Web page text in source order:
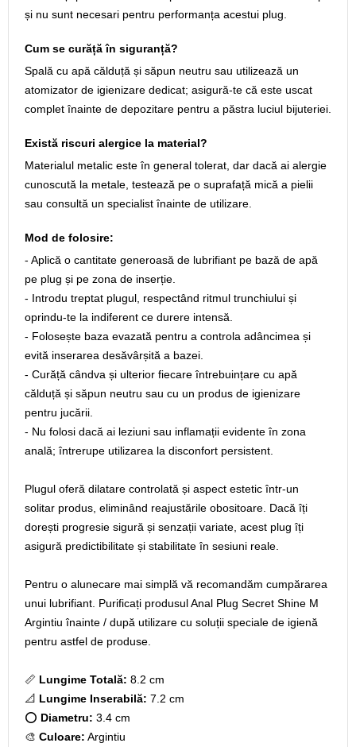
și nu sunt necesari pentru performanța acestui plug.
Cum se curăță în siguranță?
Spală cu apă călduță și săpun neutru sau utilizează un
atomizator de igienizare dedicat; asigură-te că este uscat
complet înainte de depozitare pentru a păstra luciul bijuteriei.
Există riscuri alergice la material?
Materialul metalic este în general tolerat, dar dacă ai alergie
cunoscută la metale, testează pe o suprafață mică a pielii
sau consultă un specialist înainte de utilizare.
Mod de folosire:
- Aplică o cantitate generoasă de lubrifiant pe bază de apă
pe plug și pe zona de inserție.
- Introdu treptat plugul, respectând ritmul trunchiului și
oprindu-te la indiferent ce durere intensă.
- Folosește baza evazată pentru a controla adâncimea și
evită inserarea desăvârșită a bazei.
- Curăță cândva și ulterior fiecare întrebuințare cu apă
călduță și săpun neutru sau cu un produs de igienizare
pentru jucării.
- Nu folosi dacă ai leziuni sau inflamații evidente în zona
anală; întrerupe utilizarea la disconfort persistent.
Plugul oferă dilatare controlată și aspect estetic într-un
solitar produs, eliminând reajustările obositoare. Dacă îți
dorești progresie sigură și senzații variate, acest plug îți
asigură predictibilitate și stabilitate în sesiuni reale.
Pentru o alunecare mai simplă vă recomandăm cumpărarea
unui lubrifiant. Purificați produsul Anal Plug Secret Shine M
Argintiu înainte / după utilizare cu soluții speciale de igienă
pentru astfel de produse.
📏 Lungime Totală: 8.2 cm
📐 Lungime Inserabilă: 7.2 cm
⭕ Diametru: 3.4 cm
🎨 Culoare: Argintiu